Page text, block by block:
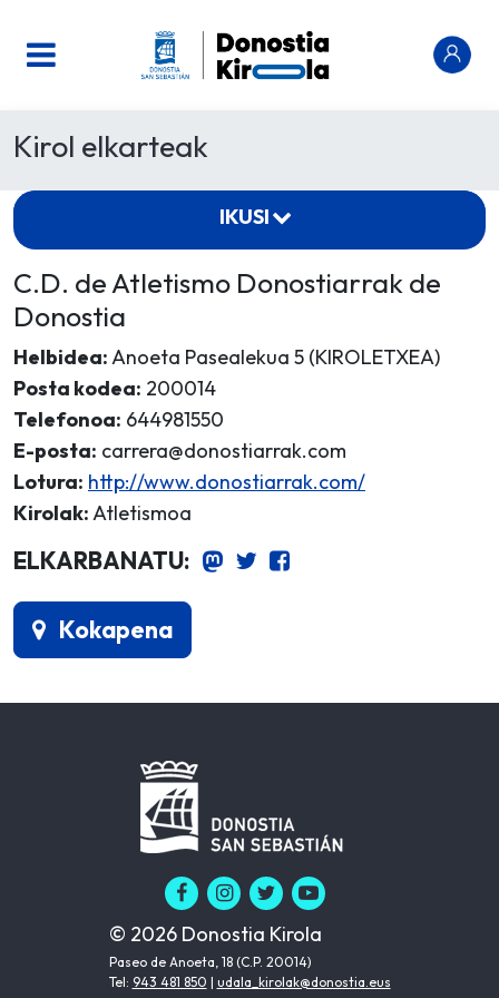
Kirol elkarteak
C.D. de Atletismo Donostiarrak de
Donostia
Helbidea:Anoeta Pasealekua 5 (KIROLETXEA)
Posta kodea: 200014
Telefonoa: 644981550
E-posta: carrera@donostiarrak.com
Lotura: http://www.donostiarrak.com/
Kirolak:Atletismoa
ELKARBANATU:
Kokapena
IKUSI
© 2026 Donostia Kirola
Paseo de Anoeta, 18 (C.P. 20014)
Tel: 943 481 850 | udala_kirolak@donostia.eus